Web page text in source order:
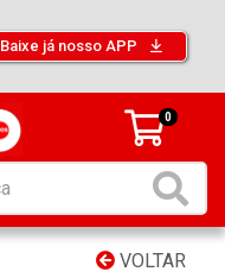
Baixe já nosso APP
0
VOLTAR